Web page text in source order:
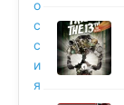
о
с
с
и
я